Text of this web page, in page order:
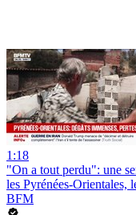
1:18
"On a tout perdu": une
les Pyrénées-Orientales,
BFM